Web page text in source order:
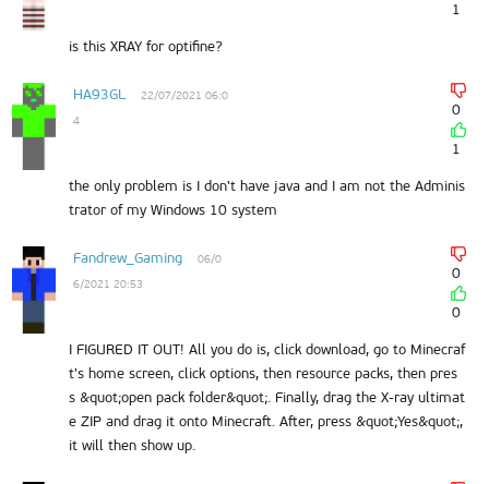
1
is this XRAY for optifine?
HA93GL
22/07/2021 06:0
4
0
1
the only problem is I don't have java and I am not the Adminis
trator of my Windows 10 system
Fandrew_Gaming
06/0
6/2021 20:53
0
0
I FIGURED IT OUT! All you do is, click download, go to Minecraf
t's home screen, click options, then resource packs, then pres
s &quot;open pack folder&quot;. Finally, drag the X-ray ultimat
e ZIP and drag it onto Minecraft. After, press &quot;Yes&quot;,
it will then show up.